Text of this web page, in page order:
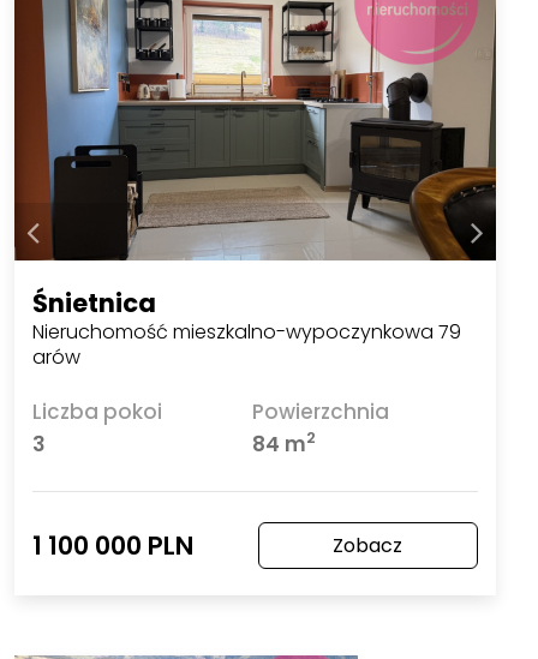
Śnietnica
Nieruchomość mieszkalno-wypoczynkowa 79
arów
Liczba pokoi
3
Powierzchnia
84 m2
1 100 000 PLN Zobacz